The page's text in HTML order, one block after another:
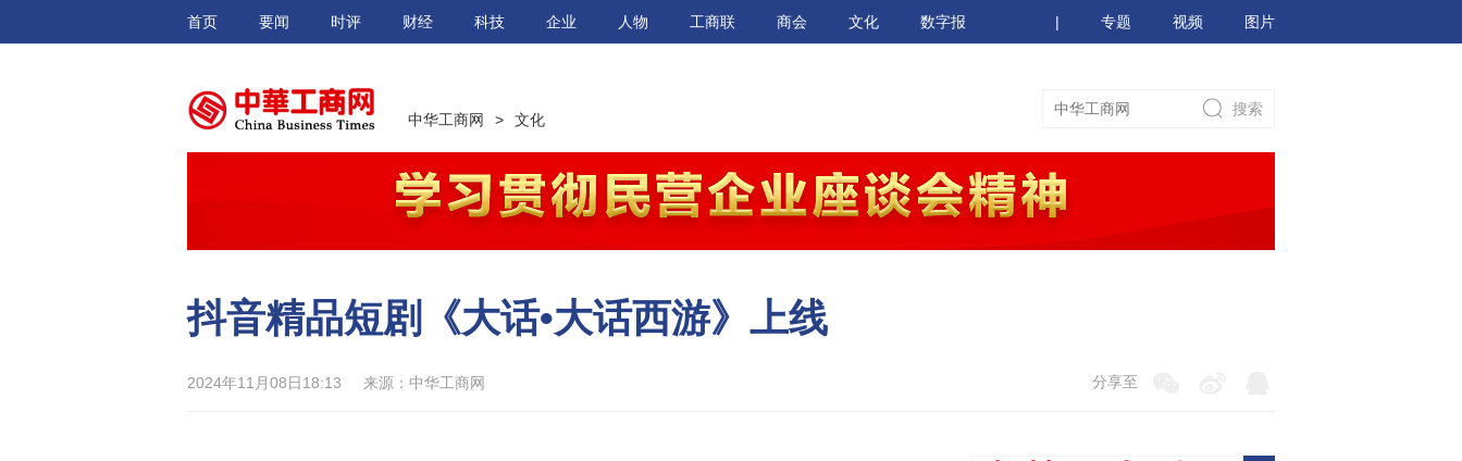
首页 要闻 时评 财经 科技 企业 人物 工商联 商会 文化 数字报 | 专题 视频 图片
中华工商网 > 文化
抖音精品短剧《大话•大话西游》上线
2024年11月08日18:13 来源：中华工商网 分享至